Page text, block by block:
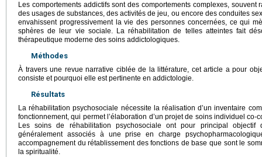
Les comportements addictifs sont des comportements complexes,
des usages de substances, des activités de jeu, ou encore des conduites
envahissent progressivement la vie des personnes concernées, ce qui
sphères de leur vie sociale. La réhabilitation de telles atteintes fait
thérapeutique moderne des soins addictologiques.
Méthodes
À travers une revue narrative ciblée de la littérature, cet article a pour
consiste et pourquoi elle est pertinente en addictologie.
Résultats
La réhabilitation psychosociale nécessite la réalisation d’un inventaire
fonctionnement, qui permet l’élaboration d’un projet de soins individuel
Les soins de réhabilitation psychosociale ont pour principal objectif
généralement associés à une prise en charge
accompagnement du rétablissement des fonctions de base que sont le
la spiritualité.